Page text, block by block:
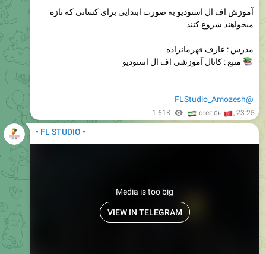
آموزش اف ال استودیو به صورت ابتدایی برای کسانی که تازه
میخواهند شروع کنند
مدرس : عارف قهرمانزاده
منبع : کانال آموزشی اف ال استودیو
@FLStudio_Amozesh
1.61K αreғ ɢн , 23:25
• FL STUDIO •
Media is too big
VIEW IN TELEGRAM